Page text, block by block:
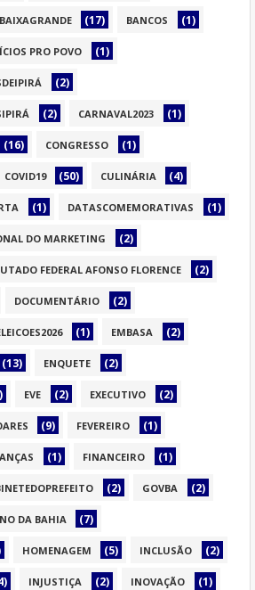
BAIXAGRANDE (17) BANCOS (1)
PRO POVO (1)
(2)
(2) CARNAVAL2023 (1)
(16) CONGRESSO (1)
COVID19 (50) CULINÁRIA (4)
(1) DATASCOMEMORATIVAS (1)
DO MARKETING (2)
FEDERAL AFONSO FLORENCE (2)
DOCUMENTÁRIO (2)
(1) EMBASA (2)
(13) ENQUETE (2)
EVE (2) EXECUTIVO (2)
(9) FEVEREIRO (1)
(1) FINANCEIRO (1)
(2) GOVBA (2)
DA BAHIA (7)
HOMENAGEM (5) INCLUSÃO (2)
INJUSTIÇA (2) INOVAÇÃO (1)